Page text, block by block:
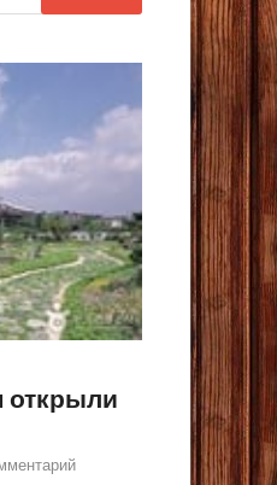
открыли